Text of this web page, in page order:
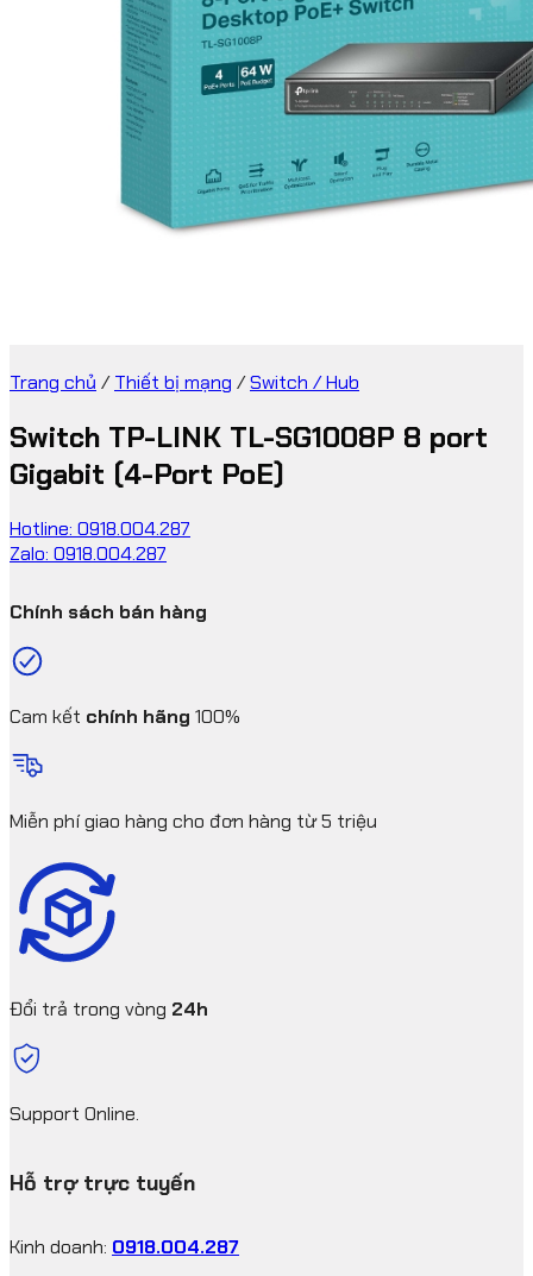
Trang chủ / Thiết bị mạng /Switch / Hub
Switch TP-LINK TL-SG1008P 8 port
Gigabit (4-Port PoE)
Hotline: 0918.004.287
Zalo: 0918.004.287
Chính sách bán hàng
Cam kết chính hãng 100%
Miễn phí giao hàng cho đơn hàng từ 5 triệu
Đổi trả trong vòng 24h
Support Online.
Hỗ trợ trực tuyến
Kinh doanh: 0918.004.287